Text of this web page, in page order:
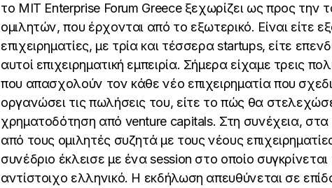
το MIT Enterprise Forum Greece ξεχωρίζει ως προς την
ομιλητών, που έρχονται από το εξωτερικό. Eίναι είτε
επιχειρηματίες, με τρία και τέσσερα startups, είτε
αυτοί επιχειρηματική εμπειρία. Σήμερα είχαμε τρεις
που απασχολούν τον κάθε νέο επιχειρηματία που
οργανώσει τις πωλήσεις του, είτε το πώς θα
χρηματοδότηση από venture capitals. Στη συνέχεια,
από τους ομιλητές συζητά με τους νέους
συνέδριο έκλεισε με ένα session στο οποίο
αντίστοιχο ελληνικό. Η εκδήλωση απευθύνεται σε